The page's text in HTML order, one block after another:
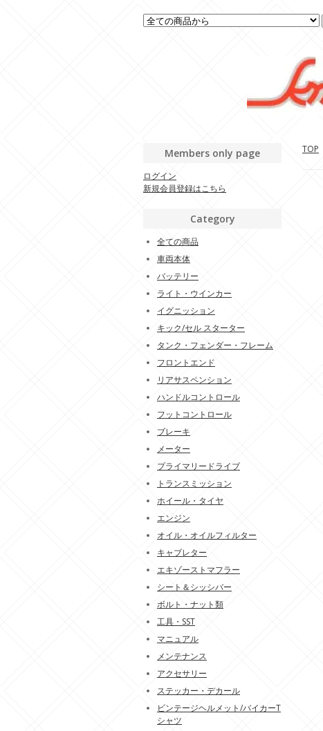
TOP
Members only page
ログイン
新規会員登録はこちら
Category
全ての商品
車両本体
バッテリー
ライト・ウインカー
イグニッション
キック/セル スターター
タンク・フェンダー・フレーム
フロントエンド
リアサスペンション
ハンドルコントロール
フットコントロール
ブレーキ
メーター
プライマリードライブ
トランスミッション
ホイール・タイヤ
エンジン
オイル・オイルフィルター
キャブレター
エキゾーストマフラー
シート＆シッシバー
ボルト・ナット類
工具・SST
マニュアル
メンテナンス
アクセサリー
ステッカー・デカール
ビンテージヘルメット/バイカーT
シャツ